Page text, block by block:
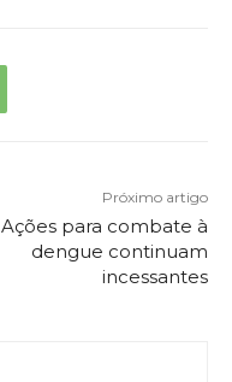
Próximo artigo
Ações para combate à
dengue continuam
incessantes